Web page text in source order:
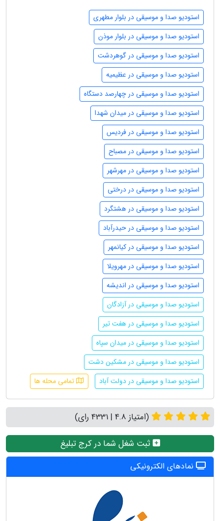
استودیو صدا و موسیقی در بلوار مطهری
استودیو صدا و موسیقی در بلوار موذن
استودیو صدا و موسیقی در گوهردشت
استودیو صدا و موسیقی در عظیمیه
استودیو صدا و موسیقی در چهارصد دستگاه
استودیو صدا و موسیقی در میدان شهدا
استودیو صدا و موسیقی در فردیس
استودیو صدا و موسیقی در مصباح
استودیو صدا و موسیقی در مهرشهر
استودیو صدا و موسیقی در درختی
استودیو صدا و موسیقی در هشتگرد
استودیو صدا و موسیقی در حیدرآباد
استودیو صدا و موسیقی در کیانمهر
استودیو صدا و موسیقی در مهرویلا
استودیو صدا و موسیقی در اندیشه
استودیو صدا و موسیقی در آزادگان
استودیو صدا و موسیقی در هفت تیر
استودیو صدا و موسیقی در میدان سپاه
استودیو صدا و موسیقی در مشکین دشت
استودیو صدا و موسیقی در دولت آباد
تمامی محله ها
(امتیاز 4.8 | 4331 رای)
ثبت شغل شما در کرج تبلیغ
نمادهای الکترونیکی